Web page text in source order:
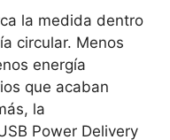
la medida dentro
circular. Menos
energía
que acaban
la
Power Delivery